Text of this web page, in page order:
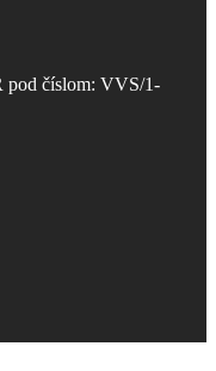
pod číslom: VVS/1-